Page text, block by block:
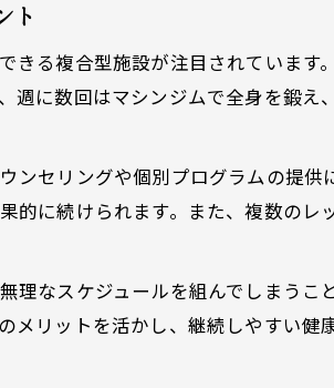
ト
きる複合型施設が注目されていま
週に数回はマシンジムで全身を鍛
ンセリングや個別プログラムの提
的に続けられます。また、複数の
理なスケジュールを組んでしまう
メリットを活かし、継続しやすい健